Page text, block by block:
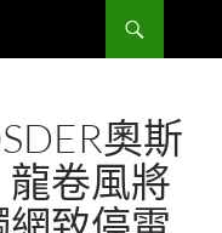
奧斯
卷風將